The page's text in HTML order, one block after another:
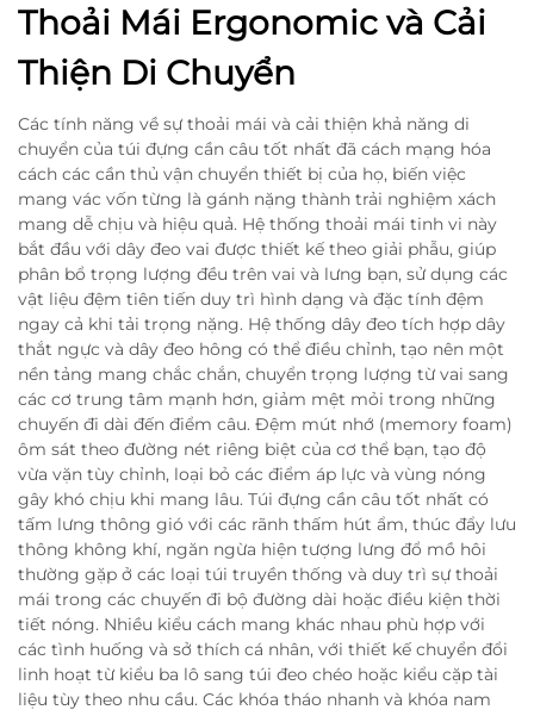
Thoải Mái Ergonomic và Cải
Thiện Di Chuyển
Các tính năng về sự thoải mái và cải thiện khả năng di
chuyển của túi đựng cần câu tốt nhất đã cách mạng hóa
cách các cần thủ vận chuyển thiết bị của họ, biến việc
mang vác vốn từng là gánh nặng thành trải nghiệm xách
mang dễ chịu và hiệu quả. Hệ thống thoải mái tinh vi này
bắt đầu với dây đeo vai được thiết kế theo giải phẫu, giúp
phân bổ trọng lượng đều trên vai và lưng bạn, sử dụng các
vật liệu đệm tiên tiến duy trì hình dạng và đặc tính đệm
ngay cả khi tải trọng nặng. Hệ thống dây đeo tích hợp dây
thắt ngực và dây đeo hông có thể điều chỉnh, tạo nên một
nền tảng mang chắc chắn, chuyển trọng lượng từ vai sang
các cơ trung tâm mạnh hơn, giảm mệt mỏi trong những
chuyến đi dài đến điểm câu. Đệm mút nhớ (memory foam)
ôm sát theo đường nét riêng biệt của cơ thể bạn, tạo độ
vừa vặn tùy chỉnh, loại bỏ các điểm áp lực và vùng nóng
gây khó chịu khi mang lâu. Túi đựng cần câu tốt nhất có
tấm lưng thông gió với các rãnh thấm hút ẩm, thúc đẩy lưu
thông không khí, ngăn ngừa hiện tượng lưng đổ mồ hôi
thường gặp ở các loại túi truyền thống và duy trì sự thoải
mái trong các chuyến đi bộ đường dài hoặc điều kiện thời
tiết nóng. Nhiều kiểu cách mang khác nhau phù hợp với
các tình huống và sở thích cá nhân, với thiết kế chuyển đổi
linh hoạt từ kiểu ba lô sang túi đeo chéo hoặc kiểu cặp tài
liệu tùy theo nhu cầu. Các khóa tháo nhanh và khóa nam